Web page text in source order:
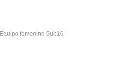
Equipo femenino Sub16